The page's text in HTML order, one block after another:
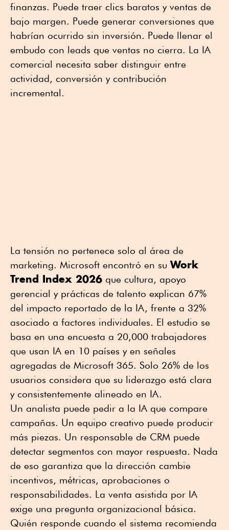
finanzas. Puede traer clics baratos y ventas de
bajo margen. Puede generar conversiones que
habrían ocurrido sin inversión. Puede llenar el
embudo con leads que ventas no cierra. La IA
comercial necesita saber distinguir entre
actividad, conversión y contribución
incremental.
La tensión no pertenece solo al área de
marketing. Microsoft encontró en suWork
Trend Index 2026 que cultura, apoyo
gerencial y prácticas de talento explican 67%
del impacto reportado de la IA, frente a 32%
asociado a factores individuales. El estudio se
basa en una encuesta a 20,000 trabajadores
que usan IA en 10 países y en señales
agregadas de Microsoft 365. Solo 26% de los
usuarios considera que su liderazgo está clara
y consistentemente alineado en IA.
Un analista puede pedir a la IA que compare
campañas. Un equipo creativo puede producir
más piezas. Un responsable de CRM puede
detectar segmentos con mayor respuesta. Nada
de eso garantiza que la dirección cambie
incentivos, métricas, aprobaciones o
responsabilidades. La venta asistida por IA
exige una pregunta organizacional básica.
Quién responde cuando el sistema recomienda